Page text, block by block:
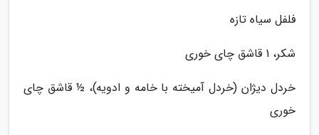
فلفل سیاه تازه
شکر، 1 قاشق چای خوری
خردل دیژان (خردل آمیخته با خامه و ادویه)، ½ قاشق چای
خوری